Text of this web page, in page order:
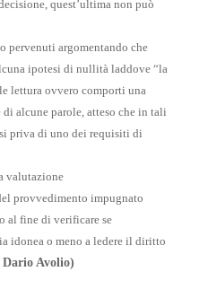
quest’ultima non può
pervenuti argomentando che
ipotesi di nullità laddove “la
lettura ovvero comporti una
alcune parole, atteso che in tali
priva di uno dei requisiti di
valutazione
provvedimento impugnato
al fine di verificare se
idonea o meno a ledere il diritto
Avolio)